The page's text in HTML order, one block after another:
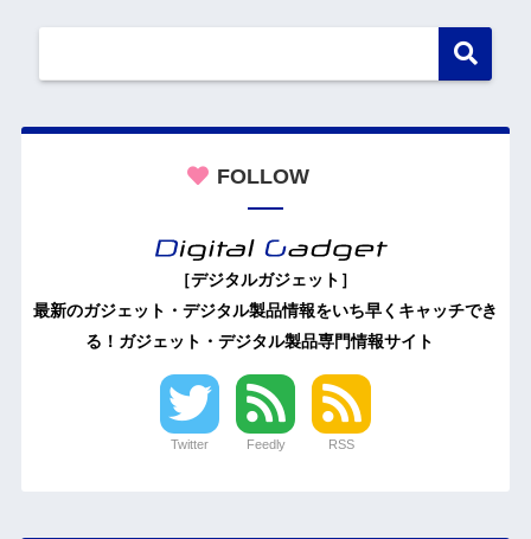
FOLLOW
［デジタルガジェット］
最新のガジェット・デジタル製品情報をいち早くキャッチでき
る！ガジェット・デジタル製品専門情報サイト
Twitter Feedly RSS